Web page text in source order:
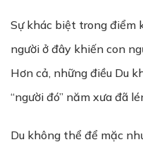
Sự khác biệt trong điểm
người ở đây khiến con
Hơn cả, những điều Du
“người đó” năm xưa đã
Du không thể để mặc